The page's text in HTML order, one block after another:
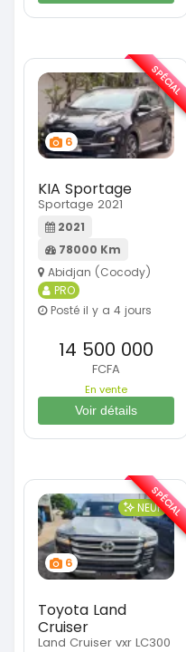
6
KIA Sportage
Sportage 2021
2021
78000 Km
Abidjan (Cocody)
PRO
Posté il y a 4 jours
14 500 000
FCFA
En vente
Voir détails
SPÉCIAL
6
NEUF
Toyota Land
Cruiser
Land Cruiser vxr LC300
SPÉCIAL